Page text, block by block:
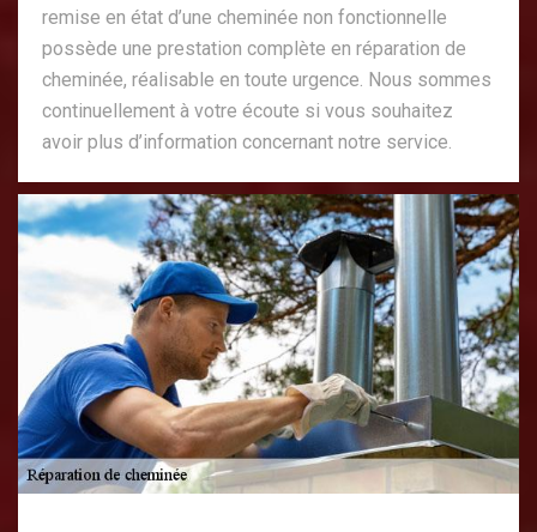
remise en état d’une cheminée non fonctionnelle
possède une prestation complète en réparation de
cheminée, réalisable en toute urgence. Nous sommes
continuellement à votre écoute si vous souhaitez
avoir plus d’information concernant notre service.